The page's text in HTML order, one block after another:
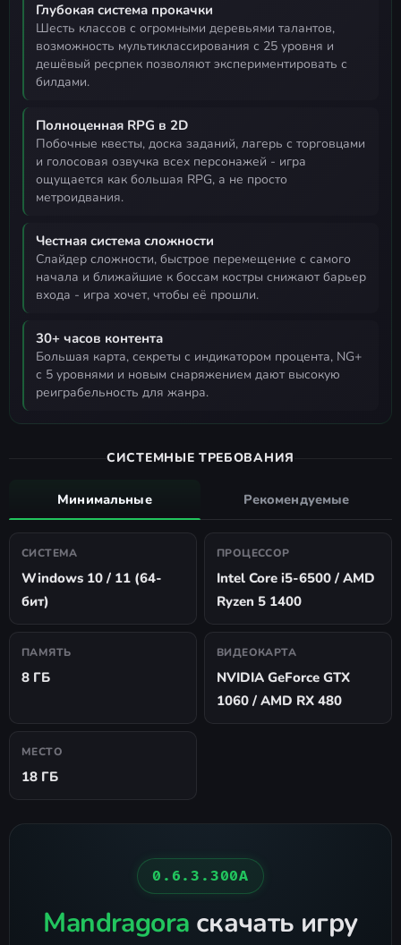
Глубокая система прокачки
шесть классов с огромными деревьями талантов,
возможность мультиклассирования с 25 уровня и
дешёвый ресрпек позволяют экспериментировать с
билдами.
Полноценная RPG в 2D
побочные квесты, доска заданий, лагерь с торговцами
и голосовая озвучка всех персонажей - игра
ощущается как большая RPG, а не просто
метроидвания.
Честная система сложности
слайдер сложности, быстрое перемещение с самого
начала и ближайшие к боссам костры снижают барьер
входа - игра хочет, чтобы её прошли.
30+ часов контента
большая карта, секреты с индикатором процента, NG+
с 5 уровнями и новым снаряжением дают высокую
реиграбельность для жанра.
СИСТЕМНЫЕ ТРЕБОВАНИЯ
Минимальные Рекомендуемые
СИСТЕМА
Windows 10 / 11 (64-
бит)
ПРОЦЕССОР
Intel Core i5-6500 / AMD
Ryzen 5 1400
ПАМЯТЬ
8 ГБ
ВИДЕОКАРТА
NVIDIA GeForce GTX
1060 / AMD RX 480
МЕСТО
18 ГБ
0.6.3.300A
Mandragora скачать игру